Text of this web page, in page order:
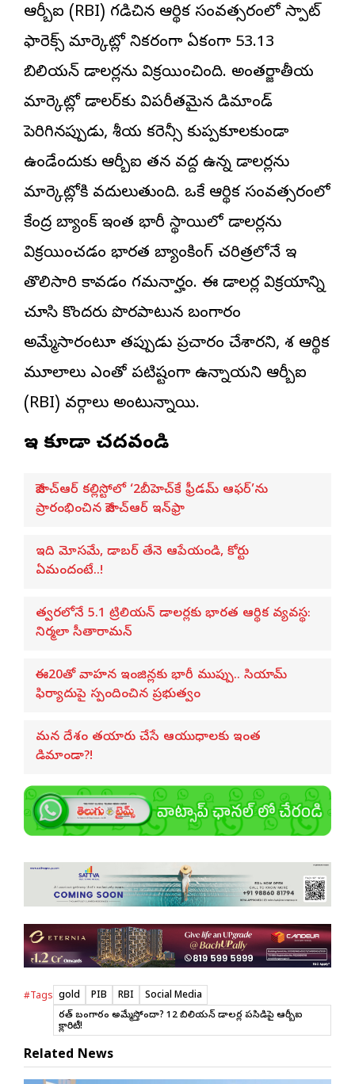
ఆర్బీఐ (RBI) గడిచిన ఆర్థిక సంవత్సరంలో స్పాట్
ఫారెక్స్ మార్కెట్లో నికరంగా ఏకంగా 53.13
బిలియన్ డాలర్లను విక్రయించింది. అంతర్జాతీయ
మార్కెట్లో డాలర్‌కు విపరీతమైన డిమాండ్
పెరిగినప్పుడు, దేశీయ కరెన్సీ కుప్పకూలకుండా
ఉండేందుకు ఆర్బీఐ తన వద్ద ఉన్న డాలర్లను
మార్కెట్లోకి వదులుతుంది. ఒకే ఆర్థిక సంవత్సరంలో
కేంద్ర బ్యాంక్ ఇంత భారీ స్థాయిలో డాలర్లను
విక్రయించడం భారత బ్యాంకింగ్ చరిత్రలోనే ఇదే
తొలిసారి కావడం గమనార్హం. ఈ డాలర్ల విక్రయాన్ని
చూసి కొందరు పొరపాటున బంగారం
అమ్మేసారంటూ తప్పుడు ప్రచారం చేశారని, దేశ ఆర్థిక
మూలాలు ఎంతో పటిష్టంగా ఉన్నాయని ఆర్బీఐ
(RBI) వర్గాలు అంటున్నాయి.
ఇవి కూడా చదవండి
జీహెచ్ఆర్ కల్లిస్టోలో ‘2బీహెచ్‌కే ఫ్రీడమ్ ఆఫర్’ను
ప్రారంభించిన జీహెచ్ఆర్ ఇన్‌ఫ్రా
ఇది మోసమే, డాబర్‌ తేనె ఆపేయండి, కోర్టు
ఏమందంటే..!
త్వరలోనే 5.1 ట్రిలియన్ డాలర్లకు భారత ఆర్థిక వ్యవస్థ:
నిర్మలా సీతారామన్
ఈ20తో వాహన ఇంజిన్లకు భారీ ముప్పు.. సియామ్
ఫిర్యాదుపై స్పందించిన ప్రభుత్వం
మన దేశం తయారు చేసే ఆయుధాలకు ఇంత
డిమాండా?!
#Tags gold PIB RBI
Social Media
భారత్ బంగారం అమ్మేస్తోందా? 12 బిలియన్ డాలర్ల పసిడిపై ఆర్బీఐ
క్లారిటీ!
Related News